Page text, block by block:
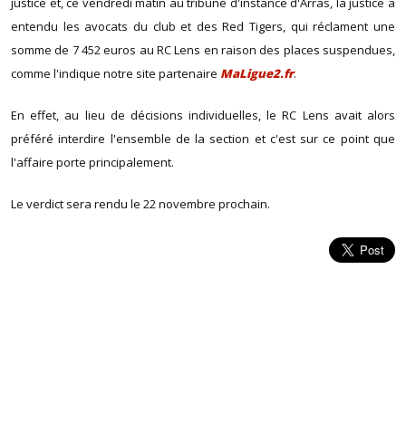
entendu les avocats du club et des Red Tigers, qui réclament une
somme de 7 452 euros au RC Lens en raison des places suspendues,
comme l'indique notre site partenaire MaLigue2.fr.
En effet, au lieu de décisions individuelles, le RC Lens avait alors
préféré interdire l'ensemble de la section et c'est sur ce point que
l'affaire porte principalement.
Le verdict sera rendu le 22 novembre prochain.